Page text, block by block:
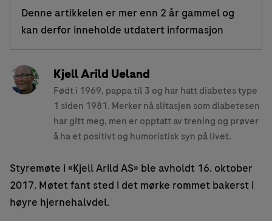
Denne artikkelen er mer enn 2 år gammel og
kan derfor inneholde utdatert informasjon
Kjell Arild Ueland
Født i 1969, pappa til 3 og har hatt diabetes type
1 siden 1981. Merker nå slitasjen som diabetesen
har gitt meg, men er opptatt av trening og prøver
å ha et positivt og humoristisk syn på livet.
Styremøte i «Kjell Arild AS» ble avholdt 16. oktober
2017. Møtet fant sted i det mørke rommet bakerst i
høyre hjernehalvdel.